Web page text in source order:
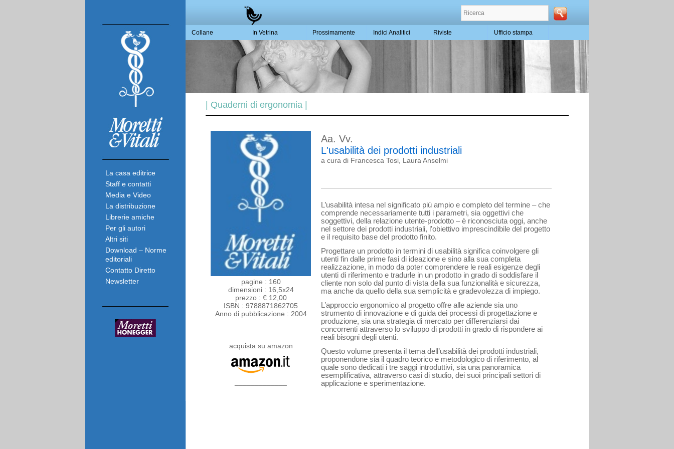
La casa editrice
Staff e contatti
Media e Video
La distribuzione
Librerie amiche
Per gli autori
Altri siti
Download – Norme
editoriali
Contatto Diretto
Newsletter
Collane In Vetrina Prossimamente Indici Analitici Riviste Ufficio stampa
| Quaderni di ergonomia |
pagine : 160
dimensioni : 16,5x24
prezzo : € 12,00
ISBN : 9788871862705
Anno di pubblicazione : 2004
acquista su amazon
Aa. Vv.
L'usabilità dei prodotti industriali
a cura di Francesca Tosi, Laura Anselmi
L’usabilità intesa nel significato più ampio e completo del ter­mine – che
comprende necessariamente tutti i parametri, sia oggettivi che
soggettivi, della relazione utente-prodotto – è ri­conosciuta oggi, anche
nel settore dei prodotti industriali, l’o­biettivo imprescindibile del progetto
e il requisito base del pro­dotto finito.
Progettare un prodotto in termini di usabilità significa coin­volgere gli
utenti fin dalle prime fasi di ideazione e sino alla sua completa
realizzazione, in modo da poter comprendere le reali esigenze degli
utenti di riferimento e tradurle in un pro­dotto in grado di soddisfare il
cliente non solo dal punto di vi­sta della sua funzionalità e sicurezza,
ma anche da quello della sua semplicità e gradevolezza di impiego.
L’approccio ergonomico al progetto offre alle aziende sia uno
strumento di innovazione e di guida dei processi di pro­gettazione e
produzione, sia una strategia di mercato per diffe­renziarsi dai
concorrenti attraverso lo sviluppo di prodotti in grado di rispondere ai
reali bisogni degli utenti.
Questo volume presenta il tema dell’usabilità dei prodotti in­dustriali,
proponendone sia il quadro teorico e metodologico di riferimento, al
quale sono dedicati i tre saggi introduttivi, sia una panoramica
esemplificativa, attraverso casi di studio, dei suoi principali settori di
applicazione e sperimentazione.